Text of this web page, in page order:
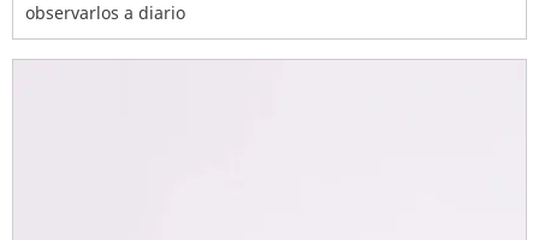
observarlos a diario